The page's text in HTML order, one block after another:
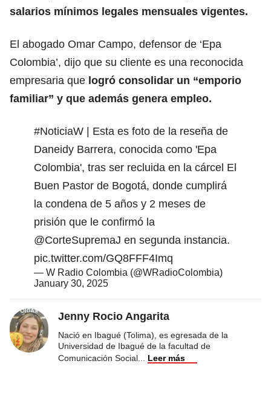
salarios mínimos legales mensuales vigentes.
El abogado Omar Campo, defensor de ‘Epa
Colombia’, dijo que su cliente es una reconocida
empresaria que logró consolidar un “emporio
familiar” y que además genera empleo.
#NoticiaW | Esta es foto de la reseña de
Daneidy Barrera, conocida como 'Epa
Colombia', tras ser recluida en la cárcel El
Buen Pastor de Bogotá, donde cumplirá
la condena de 5 años y 2 meses de
prisión que le confirmó la
@CorteSupremaJ en segunda instancia.
pic.twitter.com/GQ8FFF4Imq
— W Radio Colombia (@WRadioColombia)
January 30, 2025
Jenny Rocio Angarita
Nació en Ibagué (Tolima), es egresada de la
Universidad de Ibagué de la facultad de
Comunicación Social
Leer más